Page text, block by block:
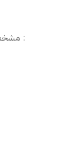
مشخصات دریافت شبکه ایران فردا در ماهواره ترکمنعالم :